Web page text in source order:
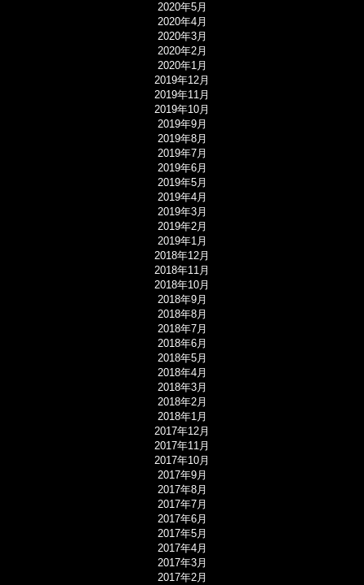
2020年5月
2020年4月
2020年3月
2020年2月
2020年1月
2019年12月
2019年11月
2019年10月
2019年9月
2019年8月
2019年7月
2019年6月
2019年5月
2019年4月
2019年3月
2019年2月
2019年1月
2018年12月
2018年11月
2018年10月
2018年9月
2018年8月
2018年7月
2018年6月
2018年5月
2018年4月
2018年3月
2018年2月
2018年1月
2017年12月
2017年11月
2017年10月
2017年9月
2017年8月
2017年7月
2017年6月
2017年5月
2017年4月
2017年3月
2017年2月